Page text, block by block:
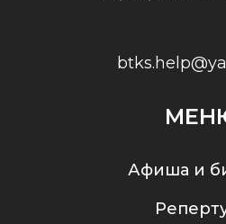
Афиша и